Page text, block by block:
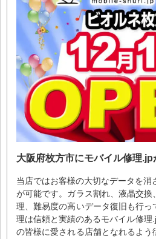
大阪府枚方市にモバイル修理.jp
当店ではお客様の大切なデータを消
が可能です。ガラス割れ、液晶交
理、難易度の高いデータ復旧も行
理は信頼と実績のあるモバイル修
の皆様に愛される店舗となれるよ